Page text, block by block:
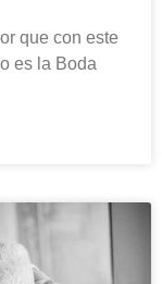
que con este
es la Boda